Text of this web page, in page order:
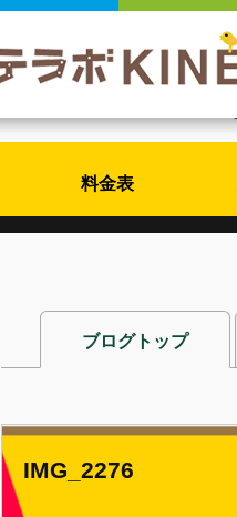
料金表
ブログトップ
IMG_2276